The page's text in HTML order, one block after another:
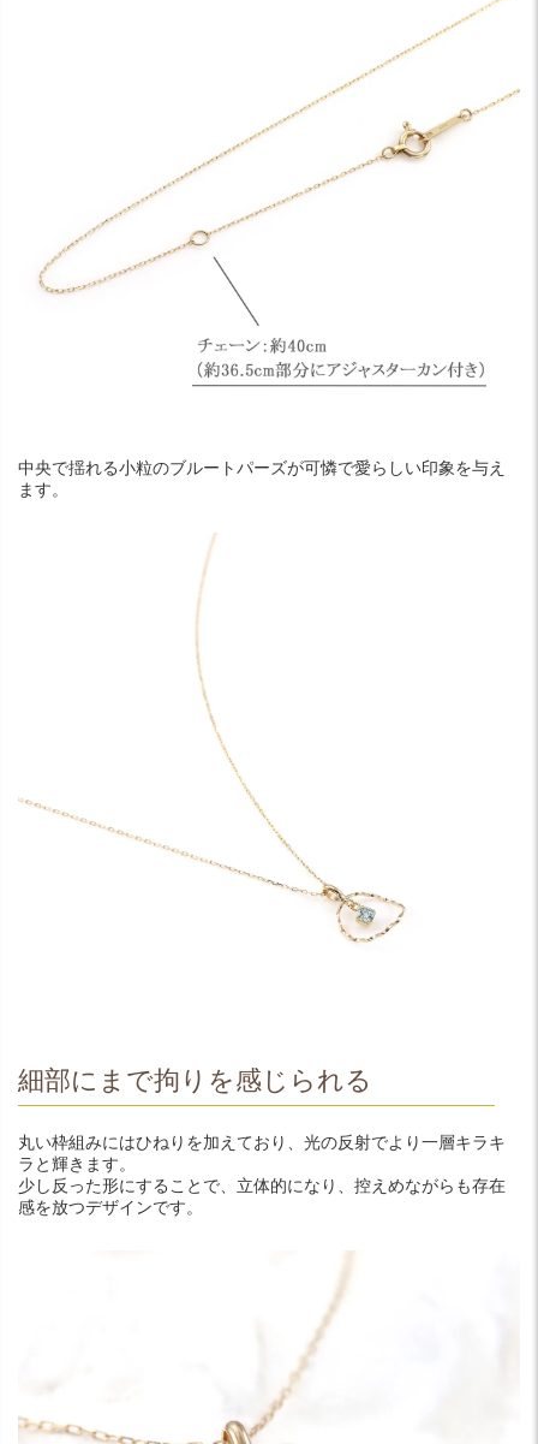
中央で揺れる小粒のブルートパーズが可憐で愛らしい印象を与え
ます。
細部にまで拘りを感じられる
丸い枠組みにはひねりを加えており、光の反射でより一層キラキ
ラと輝きます。
少し反った形にすることで、立体的になり、控えめながらも存在
感を放つデザインです。